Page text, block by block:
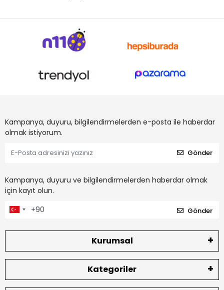
Kampanya, duyuru, bilgilendirmelerden e-posta ile haberdar
olmak istiyorum.
Gönder
Kampanya, duyuru ve bilgilendirmelerden haberdar olmak
için kayıt olun.
Gönder
Kurumsal
Kategoriler